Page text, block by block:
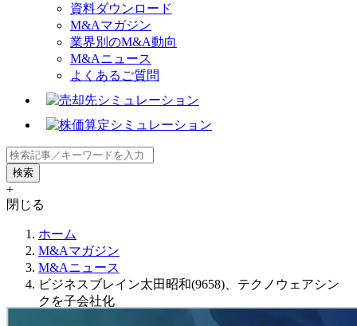
資料ダウンロード
M&Aマガジン
業界別のM&A動向
M&Aニュース
よくあるご質問
+
閉じる
ホーム
M&Aマガジン
M&Aニュース
ビジネスブレイン太田昭和(9658)、テクノウェアシン
クを子会社化